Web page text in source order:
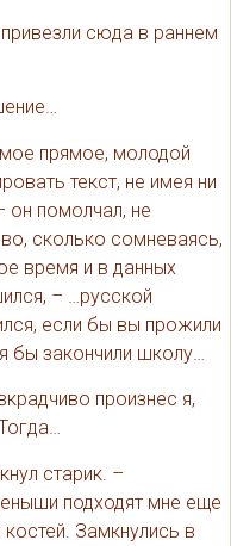
сюда в раннем
прямое, молодой
текст, не имея ни
он помолчал, не
сколько сомневаясь,
время и в данных
– …русской
если бы вы прожили
бы закончили школу…
произнес я,
старик. –
подходят мне еще
Замкнулись в